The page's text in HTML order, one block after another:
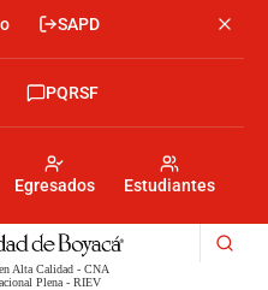
SAPD
Egresados Estudiantes
PQRSF
Menú
Alta Calidad - CNA
Plena - RIEV